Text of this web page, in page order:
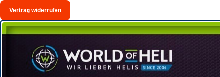
Vertrag widerrufen